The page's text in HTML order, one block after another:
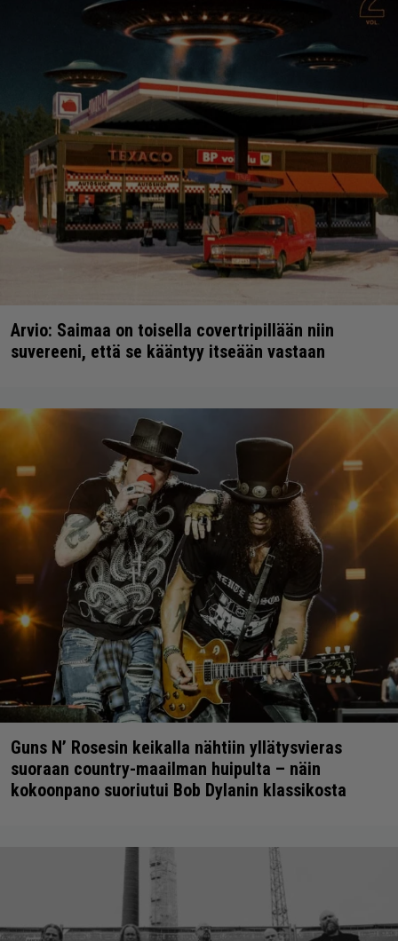
Arvio: Saimaa on toisella covertripillään niin
suvereeni, että se kääntyy itseään vastaan
Guns N’ Rosesin keikalla nähtiin yllätysvieras
suoraan country-maailman huipulta – näin
kokoonpano suoriutui Bob Dylanin klassikosta